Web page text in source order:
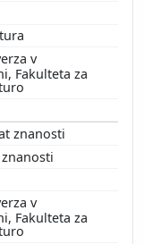
v
Fakulteta za
znanosti
v
Fakulteta za